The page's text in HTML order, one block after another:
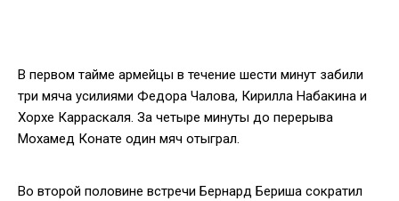
В первом тайме армейцы в течение шести минут забили
три мяча усилиями Федора Чалова, Кирилла Набакина и
Хорхе Карраскаля. За четыре минуты до перерыва
Мохамед Конате один мяч отыграл.
Во второй половине встречи Бернард Бериша сократил